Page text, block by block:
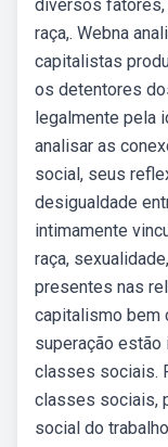
diversos fatores,
raça,. Webna
capitalistas
os detentores
legalmente pela
analisar as
social, seus
desigualdade
intimamente
raça,
presentes nas
capitalismo bem
superação estão
classes sociais.
classes sociais,
social do